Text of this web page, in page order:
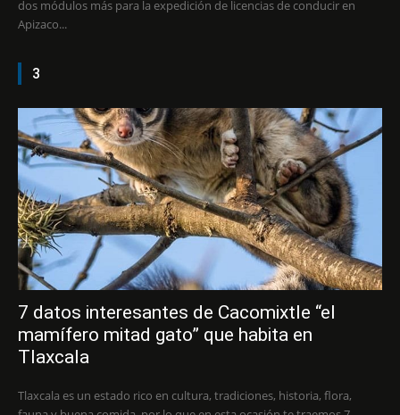
dos módulos más para la expedición de licencias de conducir en
Apizaco...
3
7 datos interesantes de Cacomixtle “el
mamífero mitad gato” que habita en
Tlaxcala
Tlaxcala es un estado rico en cultura, tradiciones, historia, flora,